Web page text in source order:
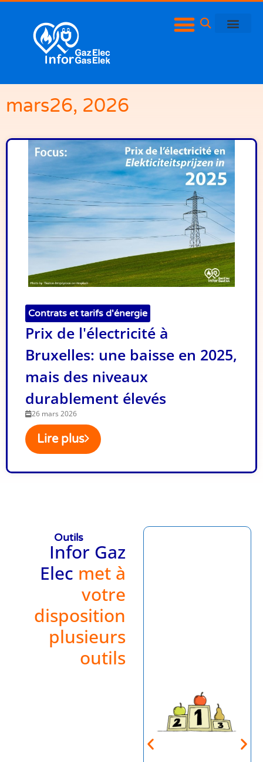
mars26, 2026
Contrats et tarifs d'énergie
Prix de l'électricité à
Bruxelles: une baisse en 2025,
mais des niveaux
durablement élevés
26 mars 2026
Lire plus
Outils
Infor Gaz
Elec met à
votre
disposition
plusieurs
outils